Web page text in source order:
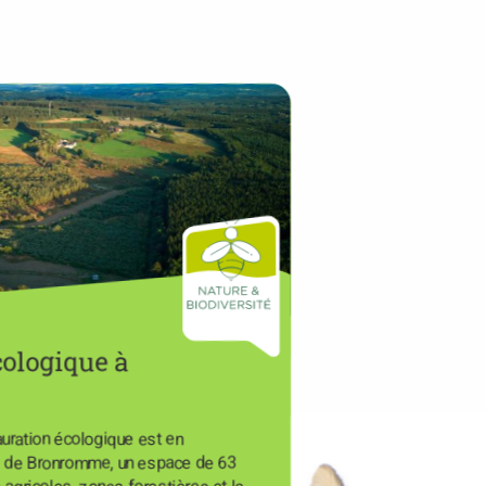
à
écologique est en
Bronromme, un espace de 63